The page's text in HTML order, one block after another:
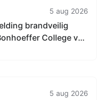
5 aug 2026
brandveilig
College van
5 aug 2026